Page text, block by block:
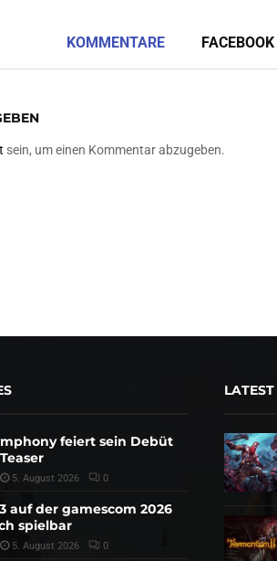
KOMMENTARE
sein, um einen Kommentar abzugeben.
feiert sein Debüt
5. August 2026 0
auf der gamescom 2026
spielbar
5. August 2026 0